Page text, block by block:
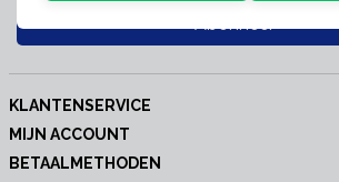
Abonneer
KLANTENSERVICE
MIJN ACCOUNT
BETAALMETHODEN